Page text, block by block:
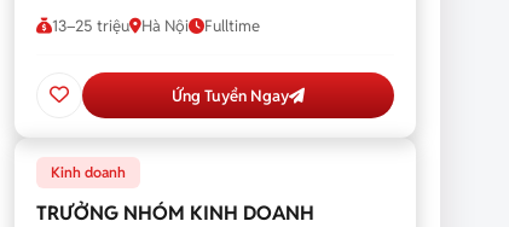
13–25 triệu Hà Nội Fulltime
Ứng Tuyển Ngay
Kinh doanh
TRƯỞNG NHÓM KINH DOANH